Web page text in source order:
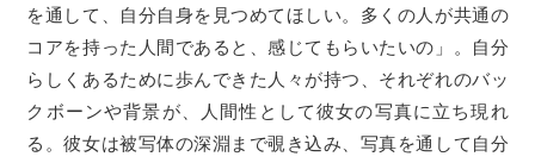
を通して、自分自身を見つめてほしい。多くの人が共通の
コアを持った人間であると、感じてもらいたいの」。自分
らしくあるために歩んできた人々が持つ、それぞれのバッ
クボーンや背景が、人間性として彼女の写真に立ち現れ
る。彼女は被写体の深淵まで覗き込み、写真を通して自分